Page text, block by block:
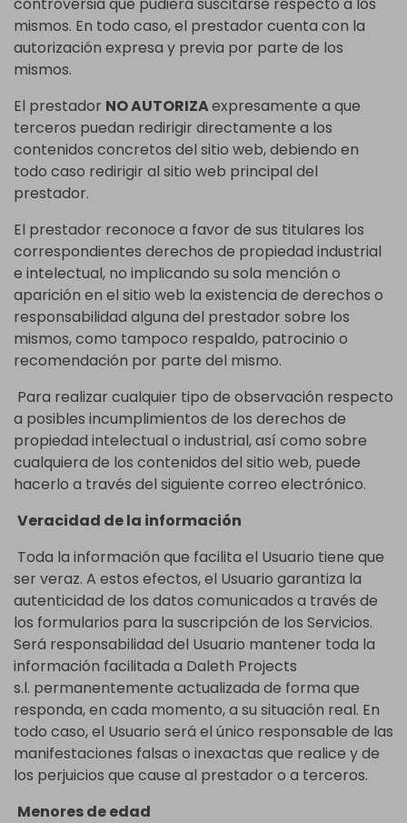
mismos. En todo caso, el prestador cuenta con la
autorización expresa y previa por parte de los
mismos.
El prestador NO AUTORIZAexpresamente a que
terceros puedan redirigir directamente a los
contenidos concretos del sitio web, debiendo en
todo caso redirigir al sitio web principal del
prestador.
El prestador reconoce a favor de sus titulares los
correspondientes derechos de propiedad industrial
e intelectual, no implicando su sola mención o
aparición en el sitio web la existencia de derechos o
responsabilidad alguna del prestador sobre los
mismos, como tampoco respaldo, patrocinio o
recomendación por parte del mismo.
Para realizar cualquier tipo de observación respecto
a posibles incumplimientos de los derechos de
propiedad intelectual o industrial, así como sobre
cualquiera de los contenidos del sitio web, puede
hacerlo a través del siguiente correo electrónico.
Veracidad de la información
Toda la información que facilita el Usuario tiene que
ser veraz. A estos efectos, el Usuario garantiza la
autenticidad de los datos comunicados a través de
los formularios para la suscripción de los Servicios.
Será responsabilidad del Usuario mantener toda la
información facilitada a Daleth Projects
s.l. permanentemente actualizada de forma que
responda, en cada momento, a su situación real. En
todo caso, el Usuario será el único responsable de las
manifestaciones falsas o inexactas que realice y de
los perjuicios que cause al prestador o a terceros.
Menores de edad